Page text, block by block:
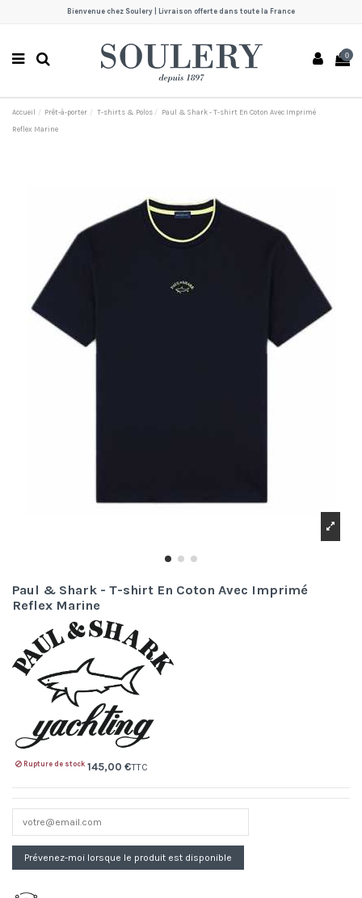
Bienvenue chez Soulery | Livraison offerte dans toute la France
0
Accueil Prêt-à-porter T-shirts & Polos Paul & Shark - T-shirt En Coton Avec Imprimé
Reflex Marine
Paul & Shark - T-shirt En Coton Avec Imprimé
Reflex Marine
Rupture de stock 145,00 €TTC